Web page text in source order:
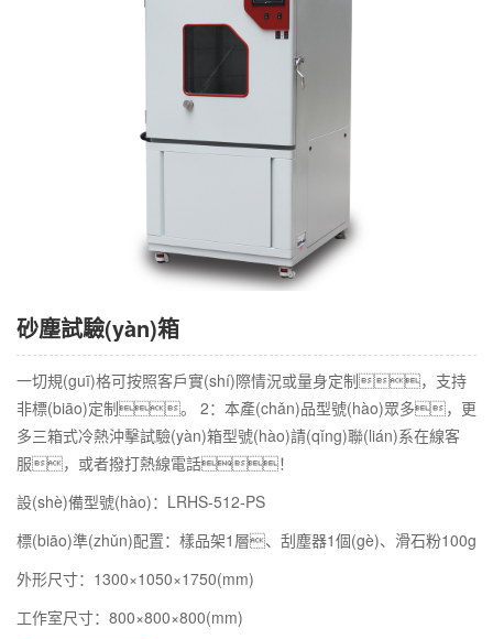
砂塵試驗(yàn)箱
一切規(guī)格可按照客戶實(shí)際情況或量身定制，支持
非標(biāo)定制。 2：本產(chǎn)品型號(hào)眾多，更
多三箱式冷熱沖擊試驗(yàn)箱型號(hào)請(qǐng)聯(lián)系在線客
服，或者撥打熱線電話！
設(shè)備型號(hào)：LRHS-512-PS
標(biāo)準(zhǔn)配置：樣品架1層、刮塵器1個(gè)、滑石粉100g
外形尺寸：1300×1050×1750(mm)
工作室尺寸：800×800×800(mm)